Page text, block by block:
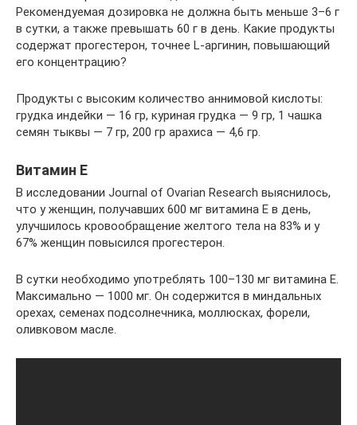
Рекомендуемая дозировка не должна быть меньше 3–6 г
в сутки, а также превышать 60 г в день. Какие продукты
содержат прогестерон, точнее L-аргинин, повышающий
его концентрацию?
Продукты с высоким количество аннимовой кислоты:
грудка индейки — 16 гр, куриная грудка — 9 гр, 1 чашка
семян тыквы — 7 гр, 200 гр арахиса — 4,6 гр.
Витамин Е
В исследовании Journal of Ovarian Research выяснилось,
что у женщин, получавших 600 мг витамина Е в день,
улучшилось кровообращение желтого тела на 83% и у
67% женщин повысился прогестерон.
В сутки необходимо употреблять 100–130 мг витамина Е.
Максимально — 1000 мг. Он содержится в миндальных
орехах, семенах подсолнечника, моллюсках, форели,
оливковом масле.